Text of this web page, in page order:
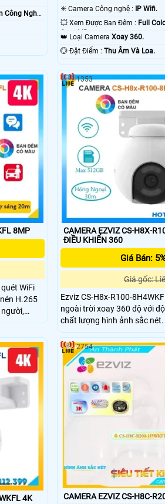
Công Nghệ
✳️ Camera Công nghệ :
IP Wifi.
💥 Xem Được Ban Đêm : Full
Smart IR.
👑 Loại Camera Xoay 360.
️💮 Đặt Điểm : Thu Âm Và Loa.
8MP
WiFi
H.265
minh và
2 chiều
cho
CAMERA EZVIZ CS-H8X-
ĐIỀU KHIỂN 360
Giá Bán:
Giá gốc:
Ezviz CS-H8x-R100-
ngoài trời xoay 360 độ với
chất lượng hình ảnh sắc
tính năng nổi bật như phát
tiện công nghệ AI độ chính
động theo dõi chuyển động,
màu giúp bảo vệ an ninh tối
1353
4K
2754